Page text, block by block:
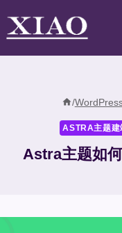
/
ASTRA主题建
Astra主题如